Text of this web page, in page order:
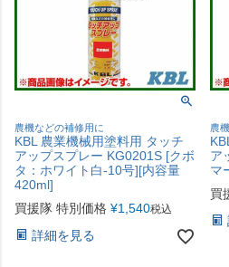
農機などの補修用に
KBL 農業機械用塗料用 タッチ
アップスプレー KG0201S [クボ
タ：ホワイト白-10号][内容量
420ml]
買援隊 特別価格 ¥1,540税込
詳細を見る
農
ア
マ
買